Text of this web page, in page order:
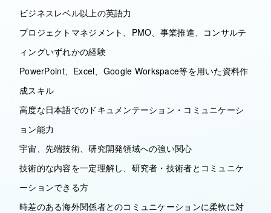
ビジネスレベル以上の英語力
プロジェクトマネジメント、PMO、事業推進、コンサルテ
ィングいずれかの経験
PowerPoint、Excel、Google Workspace等を用いた資料作
成スキル
高度な日本語でのドキュメンテーション・コミュニケーシ
ョン能力
宇宙、先端技術、研究開発領域への強い関心
技術的な内容を一定理解し、研究者・技術者とコミュニケ
ーションできる方
時差のある海外関係者とのコミュニケーションに柔軟に対